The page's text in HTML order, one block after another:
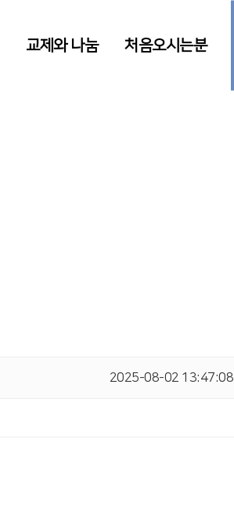
교제와 나눔 처음오시는분
2025-08-02 13:47:08